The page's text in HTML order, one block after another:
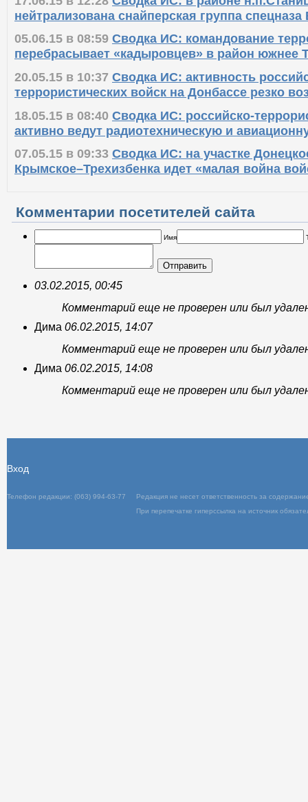
нейтрализована снайперская группа
05.06.15 в 08:59 Сводка ИС: командование
перебрасывает «кадыровцев» в район южнее
20.05.15 в 10:37 Сводка ИС: активность
террористических войск на Донбассе резко
18.05.15 в 08:40 Сводка ИС: российско-
активно ведут радиотехническую и
07.05.15 в 09:33 Сводка ИС: на участке
Крымское–Трехизбенка идет «малая война
Комментарии посетителей сайта
Имя
Отправить
03.02.2015, 00:45
Комментарий еще не проверен или был
Дима 06.02.2015, 14:07
Комментарий еще не проверен или был
Дима 06.02.2015, 14:08
Комментарий еще не проверен или был
Телефон редакции: (063) 994-63-77
При